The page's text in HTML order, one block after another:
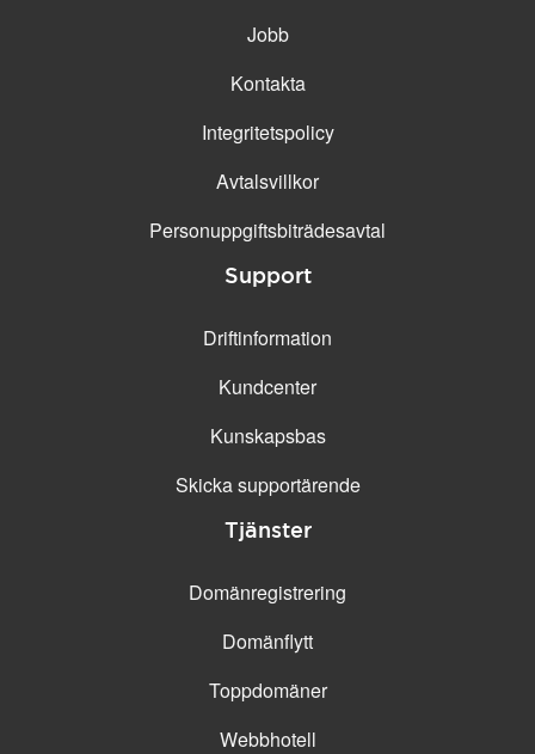
Jobb
Kontakta
Integritetspolicy
Avtalsvillkor
Personuppgifts­biträdesavtal
Support
Driftinformation
Kundcenter
Kunskapsbas
Skicka supportärende
Tjänster
Domänregistrering
Domänflytt
Toppdomäner
Webbhotell